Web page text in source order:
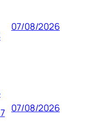
07/08/2026
07/08/2026